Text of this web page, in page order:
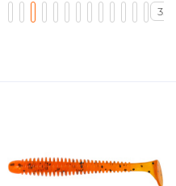
3.4